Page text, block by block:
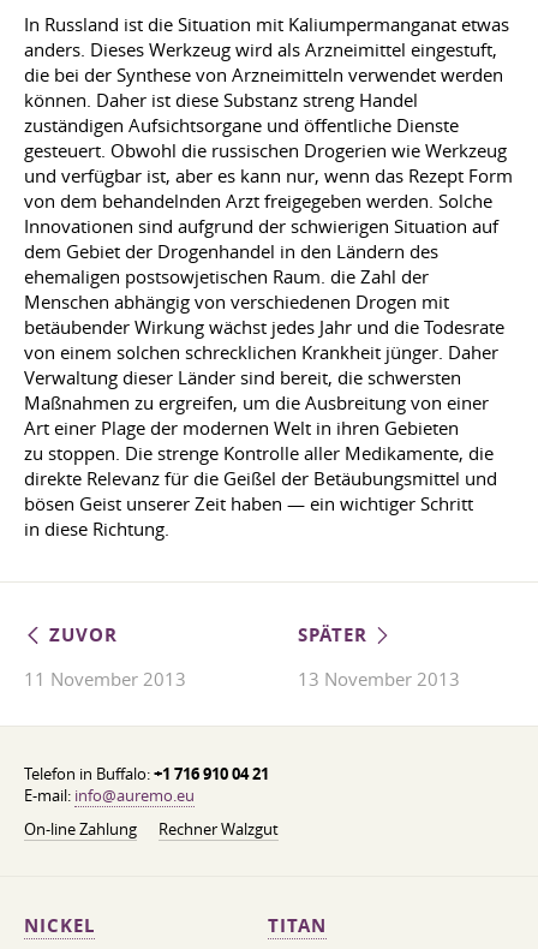
In Russland ist die Situation mit Kaliumpermanganat etwas
anders. Dieses Werkzeug wird als Arzneimittel eingestuft,
die bei der Synthese von Arzneimitteln verwendet werden
können. Daher ist diese Substanz streng Handel
zuständigen Aufsichtsorgane und öffentliche Dienste
gesteuert. Obwohl die russischen Drogerien wie Werkzeug
und verfügbar ist, aber es kann nur, wenn das Rezept Form
von dem behandelnden Arzt freigegeben werden. Solche
Innovationen sind aufgrund der schwierigen Situation auf
dem Gebiet der Drogenhandel in den Ländern des
ehemaligen postsowjetischen Raum. die Zahl der
Menschen abhängig von verschiedenen Drogen mit
betäubender Wirkung wächst jedes Jahr und die Todesrate
von einem solchen schrecklichen Krankheit jünger. Daher
Verwaltung dieser Länder sind bereit, die schwersten
Maßnahmen zu ergreifen, um die Ausbreitung von einer
Art einer Plage der modernen Welt in ihren Gebieten
zu stoppen. Die strenge Kontrolle aller Medikamente, die
direkte Relevanz für die Geißel der Betäubungsmittel und
bösen Geist unserer Zeit haben — ein wichtiger Schritt
in diese Richtung.
ZUVOR
11 November 2013
SPÄTER
13 November 2013
Telefon in Buffalo:+1 716 910 04 21
E-mail: info@auremo.eu
On-line Zahlung
Rechner Walzgut
NICKEL TITAN